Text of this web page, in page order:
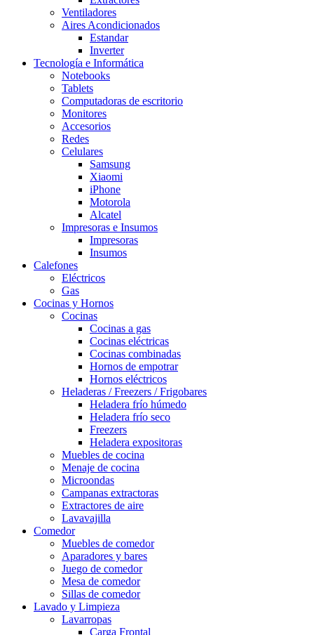
Ventiladores
Aires Acondicionados
Estandar
Inverter
Tecnología e Informática
Notebooks
Tablets
Computadoras de escritorio
Monitores
Accesorios
Redes
Celulares
Samsung
Xiaomi
iPhone
Motorola
Alcatel
Impresoras e Insumos
Impresoras
Insumos
Calefones
Eléctricos
Gas
Cocinas y Hornos
Cocinas
Cocinas a gas
Cocinas eléctricas
Cocinas combinadas
Hornos de empotrar
Hornos eléctricos
Heladeras / Freezers / Frigobares
Heladera frío húmedo
Heladera frío seco
Freezers
Heladera expositoras
Muebles de cocina
Menaje de cocina
Microondas
Campanas extractoras
Extractores de aire
Lavavajilla
Comedor
Muebles de comedor
Aparadores y bares
Juego de comedor
Mesa de comedor
Sillas de comedor
Lavado y Limpieza
Lavarropas
Carga Frontal